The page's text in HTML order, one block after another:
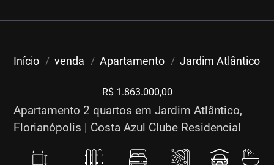
Início venda Apartamento Jardim Atlântico
R$ 1.863.000,00
Apartamento 2 quartos em Jardim Atlântico,
Florianópolis | Costa Azul Clube Residencial